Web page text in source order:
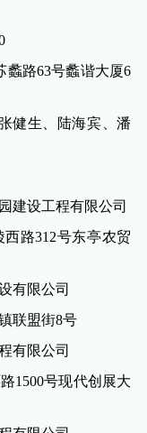
蠡路63号蠡谐大厦6
健生、陆海宾、潘
建设工程有限公司
西路312号东亭农贸
有限公司
联盟街8号
有限公司
1500号现代创展大